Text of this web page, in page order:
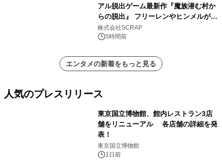
アル脱出ゲーム最新作『魔族潜む村か
らの脱出』 フリーレンやヒンメルが武
器を手に魔族を見据える描き下ろしメ
インビジュアル公開
株式会社SCRAP
5時間前
エンタメの新着をもっと見る
人気のプレスリリース
東京国立博物館、館内レストラン3店
舗をリニューアル 各店舗の詳細を発
表！
東京国立博物館
1日前